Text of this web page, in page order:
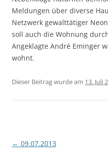
Meldungen über diverse
Netzwerk gewalttätiger
soll auch die Wohnung
Angeklagte André Eminger
wohnt.
Dieser Beitrag wurde am 13. Juli
Beitragsnavigation
← 09.07.2013